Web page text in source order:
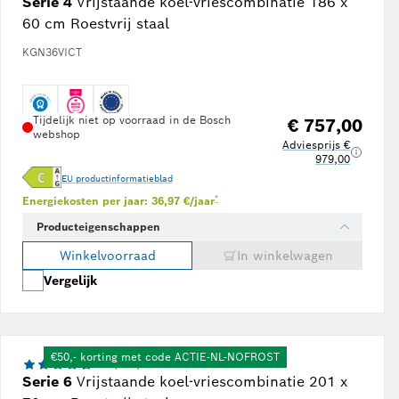
60 cm Roestvrij staal
KGN36VICT
Tijdelijk niet op voorraad in de Bosch
webshop
€ 757,00
Adviesprijs €
979,00
EU productinformatieblad
Energiekosten per jaar: 36,97 €/jaarVoetnoot *: Schatting op basis van een
*
Producteigenschappen
Winkelvoorraad
In winkelwagen
Vergelijk
Serie 6 Vrijstaande koel-vriescombinatie 201 x
4.7 (372)
€50,- korting met code ACTIE-NL-NOFROST